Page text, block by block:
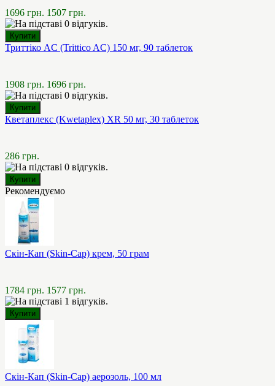
1696 грн. 1507 грн.
Триттіко AC (Trittico AC) 150 мг, 90 таблеток
1908 грн. 1696 грн.
Кветаплекс (Kwetaplex) XR 50 мг, 30 таблеток
286 грн.
Рекомендуємо
Скін-Кап (Skin-Cap) крем, 50 грам
1784 грн. 1577 грн.
Скін-Кап (Skin-Cap) аерозоль, 100 мл